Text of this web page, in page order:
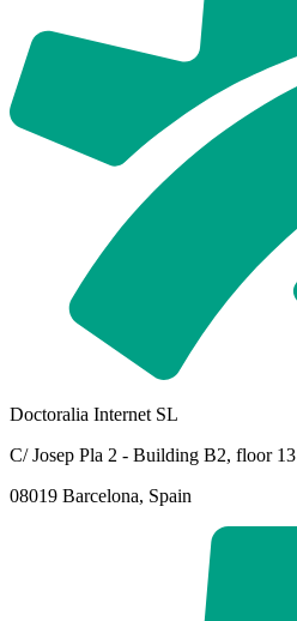
Doctoralia Internet SL
C/ Josep Pla 2 - Building B2, floor 13
08019 Barcelona, Spain